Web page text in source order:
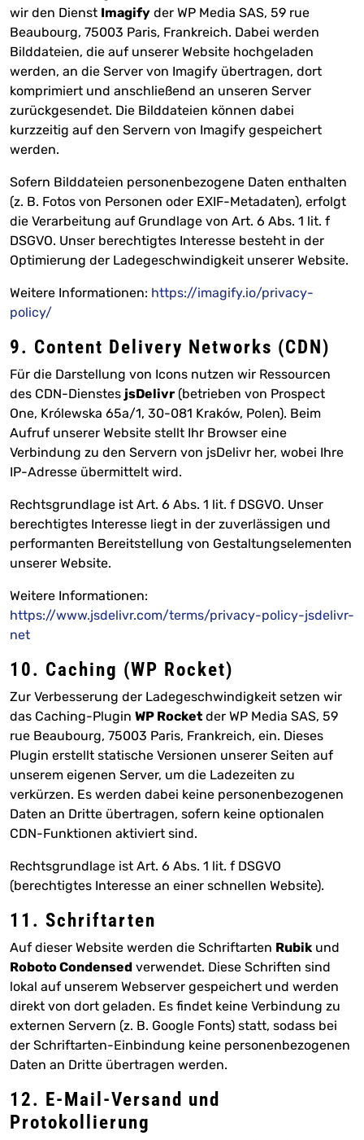
wir den Dienst Imagify der WP Media SAS, 59 rue
Beaubourg, 75003 Paris, Frankreich. Dabei werden
Bilddateien, die auf unserer Website hochgeladen
werden, an die Server von Imagify übertragen, dort
komprimiert und anschließend an unseren Server
zurückgesendet. Die Bilddateien können dabei
kurzzeitig auf den Servern von Imagify gespeichert
werden.
Sofern Bilddateien personenbezogene Daten enthalten
(z. B. Fotos von Personen oder EXIF-Metadaten), erfolgt
die Verarbeitung auf Grundlage von Art. 6 Abs. 1 lit. f
DSGVO. Unser berechtigtes Interesse besteht in der
Optimierung der Ladegeschwindigkeit unserer Website.
Weitere Informationen: https://imagify.io/privacy-
policy/
9. Content Delivery Networks (CDN)
Für die Darstellung von Icons nutzen wir Ressourcen
des CDN-Dienstes jsDelivr (betrieben von Prospect
One, Królewska 65a/1, 30-081 Kraków, Polen). Beim
Aufruf unserer Website stellt Ihr Browser eine
Verbindung zu den Servern von jsDelivr her, wobei Ihre
IP-Adresse übermittelt wird.
Rechtsgrundlage ist Art. 6 Abs. 1 lit. f DSGVO. Unser
berechtigtes Interesse liegt in der zuverlässigen und
performanten Bereitstellung von Gestaltungselementen
unserer Website.
Weitere Informationen:
https://www.jsdelivr.com/terms/privacy-policy-jsdelivr-
net
10. Caching (WP Rocket)
Zur Verbesserung der Ladegeschwindigkeit setzen wir
das Caching-Plugin WP Rocket der WP Media SAS, 59
rue Beaubourg, 75003 Paris, Frankreich, ein. Dieses
Plugin erstellt statische Versionen unserer Seiten auf
unserem eigenen Server, um die Ladezeiten zu
verkürzen. Es werden dabei keine personenbezogenen
Daten an Dritte übertragen, sofern keine optionalen
CDN-Funktionen aktiviert sind.
Rechtsgrundlage ist Art. 6 Abs. 1 lit. f DSGVO
(berechtigtes Interesse an einer schnellen Website).
11. Schriftarten
Auf dieser Website werden die Schriftarten Rubik und
Roboto Condensed verwendet. Diese Schriften sind
lokal auf unserem Webserver gespeichert und werden
direkt von dort geladen. Es findet keine Verbindung zu
externen Servern (z. B. Google Fonts) statt, sodass bei
der Schriftarten-Einbindung keine personenbezogenen
Daten an Dritte übertragen werden.
12. E-Mail-Versand und
Protokollierung